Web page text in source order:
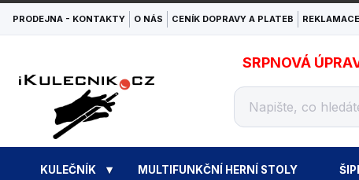
Přejít
obsah
PRODEJNA - KONTAKTY O NÁS CENÍK DOPRAVY A PLATEB
SRPNOVÁ
KULEČNÍK MULTIFUNKČNÍ HERNÍ STOLY